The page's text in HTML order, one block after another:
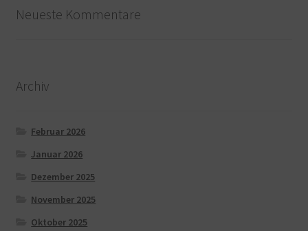
Neueste Kommentare
Archiv
Februar 2026
Januar 2026
Dezember 2025
November 2025
Oktober 2025